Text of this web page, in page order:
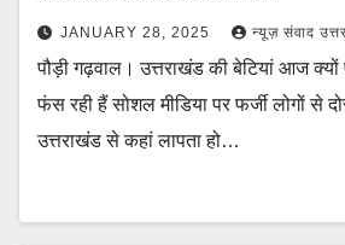
JANUARY 28, 2025 न्यूज़ संवाद
पौड़ी गढ़वाल। उत्तराखंड की बेटियां आज क्यों
फंस रही हैं सोशल मीडिया पर फर्जी लोगों से
उत्तराखंड से कहां लापता हो…